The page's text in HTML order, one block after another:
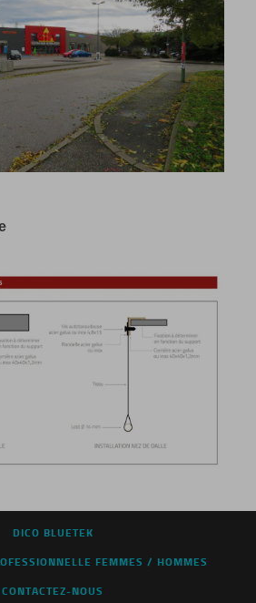
DICO BLUETEK
FEMMES / HOMMES
CONTACTEZ-NOUS